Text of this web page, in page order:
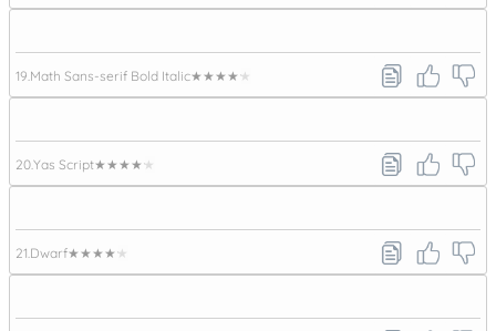
19. Math Sans-serif Bold Italic★★★★★
20.Yas Script★★★★★
21. Dwarf★★★★★